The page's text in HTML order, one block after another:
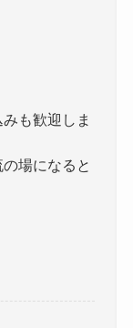
も歓迎しま
場になると